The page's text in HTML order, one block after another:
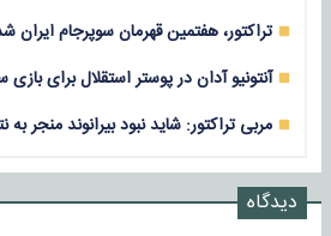
تراکتور، هفتمین قهرمان سوپرجام ایران
آنتونیو آدان در پوستر استقلال برای بازی
مربی تراکتور: شاید نبود بیرانوند منجر
دیدگاه